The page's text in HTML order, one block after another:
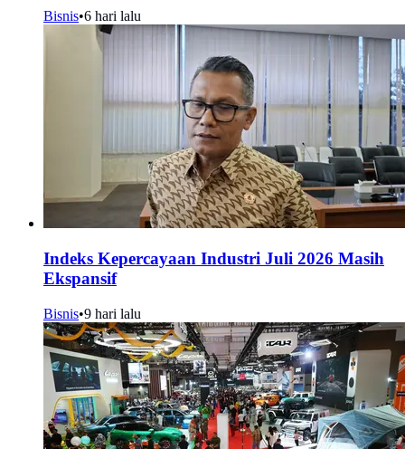
Bisnis•6 hari lalu
Indeks Kepercayaan Industri Juli 2026 Masih
Ekspansif
Bisnis•9 hari lalu